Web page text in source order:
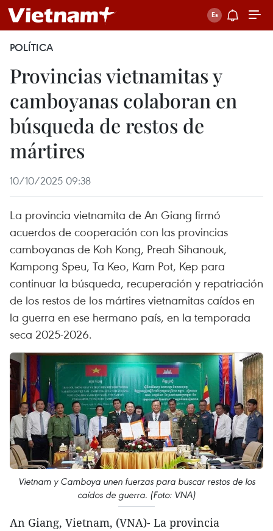
POLÍTICA
Provincias vietnamitas y
camboyanas colaboran en
búsqueda de restos de
mártires
10/10/2025 09:38
La provincia vietnamita de An Giang firmó
acuerdos de cooperación con las provincias
camboyanas de Koh Kong, Preah Sihanouk,
Kampong Speu, Ta Keo, Kam Pot, Kep para
continuar la búsqueda, recuperación y repatriación
de los restos de los mártires vietnamitas caídos en
la guerra en ese hermano país, en la temporada
seca 2025-2026.
Vietnam y Camboya unen fuerzas para buscar restos de los
caídos de guerra. (Foto: VNA)
An Giang, Vietnam, (VNA)- La provincia